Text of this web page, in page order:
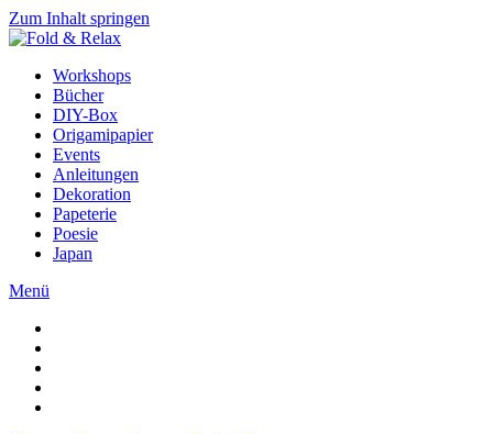
Zum Inhalt springen
Workshops
Bücher
DIY-Box
Origamipapier
Events
Anleitungen
Dekoration
Papeterie
Poesie
Japan
Menü